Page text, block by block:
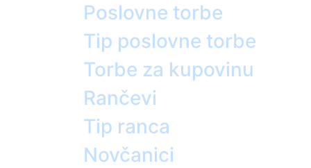
Poslovne torbe
Tip poslovne torbe
Torbe za kupovinu
Rančevi
Tip ranca
Novčanici